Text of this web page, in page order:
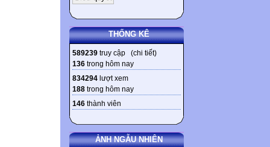
THỐNG KÊ
589239 truy cập (chi tiết)
136 trong hôm nay
834294 lượt xem
188 trong hôm nay
146 thành viên
ẢNH NGẪU NHIÊN